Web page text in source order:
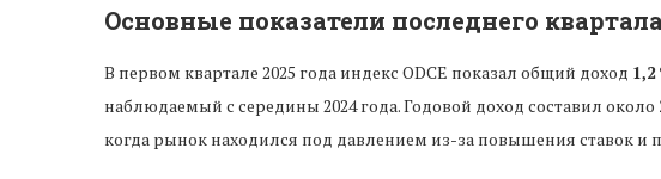
Основные показатели последнего квартала
В первом квартале 2025 года индекс ODCE показал общий доход 1,2
наблюдаемый с середины 2024 года. Годовой доход составил около
когда рынок находился под давлением из-за повышения ставок и